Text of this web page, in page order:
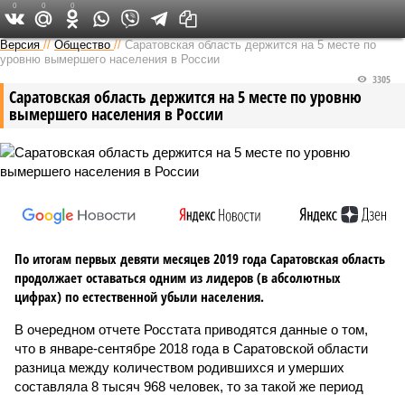
Версия в Саратове
Версия //Общество //Саратовская область держится на 5 месте по
уровню вымершего населения в России
Саратовская область держится на 5 месте по уровню
вымершего населения в России
3305
По итогам первых девяти месяцев 2019 года Саратовская область
продолжает оставаться одним из лидеров (в абсолютных
цифрах) по естественной убыли населения.
В очередном отчете Росстата приводятся данные о том,
что в январе-сентябре 2018 года в Саратовской области
разница между количеством родившихся и умерших
составляла 8 тысяч 968 человек, то за такой же период
0 0 0